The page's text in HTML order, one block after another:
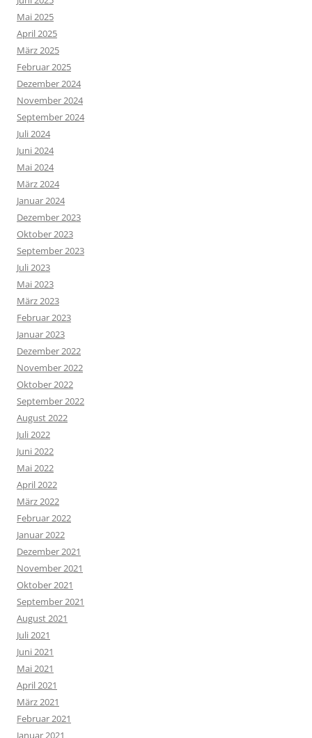
Mai 2025
April 2025
März 2025
Februar 2025
Dezember 2024
November 2024
September 2024
Juli 2024
Juni 2024
Mai 2024
März 2024
Januar 2024
Dezember 2023
Oktober 2023
September 2023
Juli 2023
Mai 2023
März 2023
Februar 2023
Januar 2023
Dezember 2022
November 2022
Oktober 2022
September 2022
August 2022
Juli 2022
Juni 2022
Mai 2022
April 2022
März 2022
Februar 2022
Januar 2022
Dezember 2021
November 2021
Oktober 2021
September 2021
August 2021
Juli 2021
Juni 2021
Mai 2021
April 2021
März 2021
Februar 2021
Januar 2021